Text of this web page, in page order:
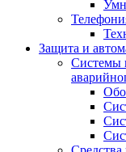
Защита и
Системы